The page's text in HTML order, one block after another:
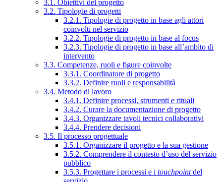
3.1. Obiettivi del progetto
3.2. Tipologie di progetti
3.2.1. Tipologie di progetto in base agli attori
coinvolti nel servizio
3.2.2. Tipologie di progetto in base al focus
3.2.3. Tipologie di progetto in base all’ambito di
intervento
3.3. Competenze, ruoli e figure coinvolte
3.3.1. Coordinatore di progetto
3.3.2. Definire ruoli e responsabilità
3.4. Metodo di lavoro
3.4.1. Definire processi, strumenti e rituali
3.4.2. Curare la documentazione di progetto
3.4.3. Organizzare tavoli tecnici collaborativi
3.4.4. Prendere decisioni
3.5. Il processo progettuale
3.5.1. Organizzare il progetto e la sua gestione
3.5.2. Comprendere il contesto d’uso del servizio
pubblico
3.5.3. Progettare i processi e i touchpointdel